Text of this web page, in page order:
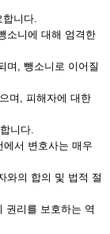
합니다.
소니에 대해 엄격한
며, 뺑소니로 이어질
며, 피해자에 대한
니다.
서 변호사는 매우
와의 합의 및 법적 절
권리를 보호하는 역